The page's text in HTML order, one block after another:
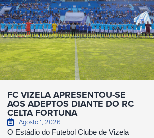
FC VIZELA APRESENTOU-SE
AOS ADEPTOS DIANTE DO RC
CELTA FORTUNA
Agosto 1, 2026
O Estádio do Futebol Clube de Vizela